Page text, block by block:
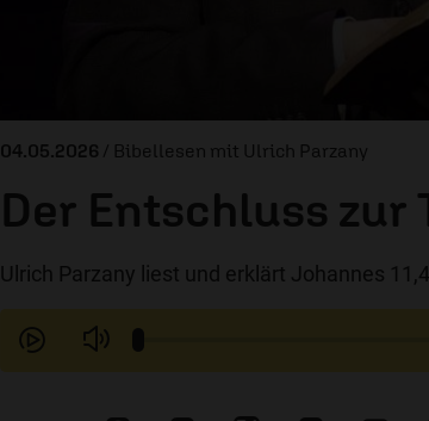
04.05.2026 / Bibellesen mit Ulrich Parzany
Der Entschluss zur
Ulrich Parzany liest und erklärt Johannes